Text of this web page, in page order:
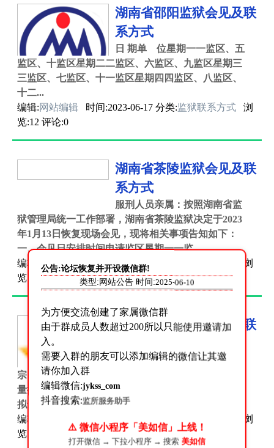
湖南省邵阳监狱会见及联
系方式
日 期单 位星期一一监区、五
监区、十监区星期二二监区、六监区、九监区星期三
三监区、七监区、十一监区星期四四监区、八监区、
十二...
编辑:网站编辑 时间:2023-06-17 分类:监狱联系方式
浏
览:12 评论:0
湖南省茶陵监狱会见及联
系方式
服刑人员亲属：按照湖南省监
狱管理局统一工作部署，湖南省茶陵监狱决定于2023
年1月13日恢复现场会见，现将相关事项告知如下：
一、会见日安排时间申请监区星期一一监...
编辑:
网站编辑 时间:2023-06-17 分类:
浏
览:13 评论:0
湖南省岳阳监狱会见及联
现场会见为更好践行司法为民
宗旨，切实发挥社会亲情帮教作用，助力罪犯改造质
量提升，根据上级部署和监狱实际，湖南省岳阳监狱
拟于2023年2月1日起全面恢复现场会见工...
编辑:
浏
览:12 评论:0
公告:论坛恢复并开设微信群!
类型:网站公告 时间:2025-06-10
为方便交流创建了家属微信群
由于群成员人数超过200所以只能使用邀请加
入。
需要入群的朋友可以添加编辑的微信让其邀
请你加入群
编辑微信:jykss_com
抖音搜索:监所服务助手
⚠️ 微信小程序「美如信」上线！
打开微信 → 下拉小程序 → 搜索 美如信